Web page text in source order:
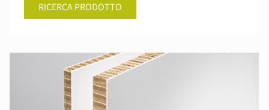
RICERCA PRODOTTO